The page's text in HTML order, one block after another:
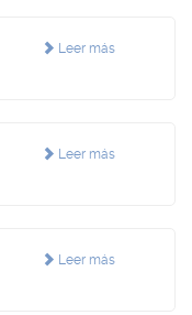
Leer más
Leer más
Leer más